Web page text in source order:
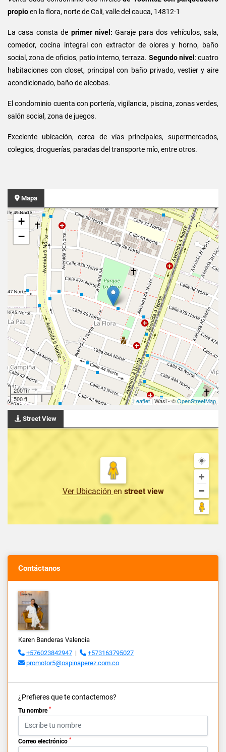
propioen la flora, norte de Cali, valle del cauca, 14812-1
La casa consta de primer nivel: Garaje para dos vehículos, sala,
comedor, cocina integral con extractor de olores y horno, baño
social, zona de oficios, patio interno, terraza. Segundo nivel : cuatro
habitaciones con closet, principal con baño privado, vestier y aire
acondicionado, baño de alcobas.
El condominio cuenta con portería, vigilancia, piscina, zonas verdes,
salón social, zona de juegos.
Excelente ubicación, cerca de vías principales, supermercados,
colegios, droguerías, paradas del transporte mío, entre otros.
Mapa
+
−
200 m
500 ft
Leaflet| Wasi - ©OpenStreetMap
Street View
Ver Ubicación en street view
Contáctanos
Karen Banderas Valencia
+576023842947 |
+573163795027
promotor5@ospinaperez.com.co
¿Prefieres que te contactemos?
Tu nombre *
Correo electrónico *